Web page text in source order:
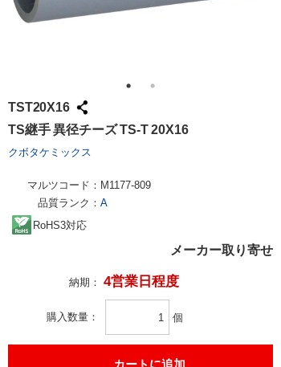
TST20X16
TS継手 異径チーズ TS-T 20X16
クボタケミックス
マルツコード： M1177-809
品質ランク： A
RoHS3対応
メーカー取り寄せ
納期： 4営業日程度
購入数量 個